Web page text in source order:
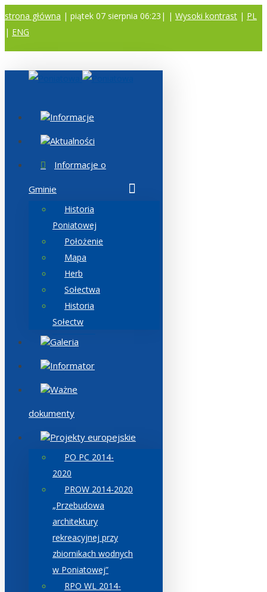
strona główna | piątek 07 sierpnia 06:23| | Wysoki kontrast | PL
| ENG
Informacje
Aktualności
Informacje o
Gminie
Historia
Poniatowej
Położenie
Mapa
Herb
Sołectwa
Historia
Sołectw
Galeria
Informator
Ważne
dokumenty
Projekty europejskie
PO PC 2014-
2020
PROW 2014-2020
„Przebudowa
architektury
rekreacyjnej przy
zbiornikach wodnych
w Poniatowej”
RPO WL 2014-